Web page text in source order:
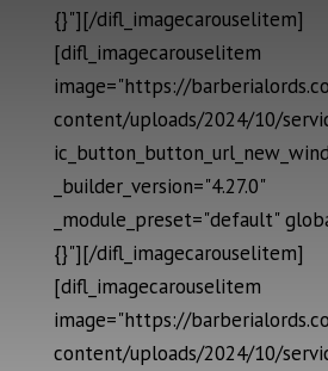
{}"][/difl_imagecarouselitem]
[difl_imagecarouselitem
image="https://
content/uploads/2024/10/
_builder_version="4.27.0"
_module_preset="default"
{}"][/difl_imagecarouselitem]
[difl_imagecarouselitem
image="https://
content/uploads/2024/10/